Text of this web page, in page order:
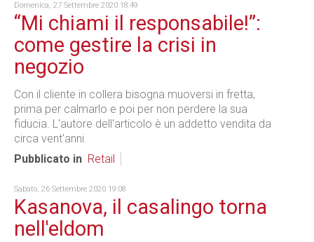
Domenica, 27 Settembre 2020 18:49
“Mi chiami il responsabile!”:
come gestire la crisi in
negozio
Con il cliente in collera bisogna muoversi in fretta,
prima per calmarlo e poi per non perdere la sua
fiducia. L'autore dell'articolo è un addetto vendita da
circa vent'anni.
Pubblicato in Retail
Sabato, 26 Settembre 2020 19:08
Kasanova, il casalingo torna
nell'eldom